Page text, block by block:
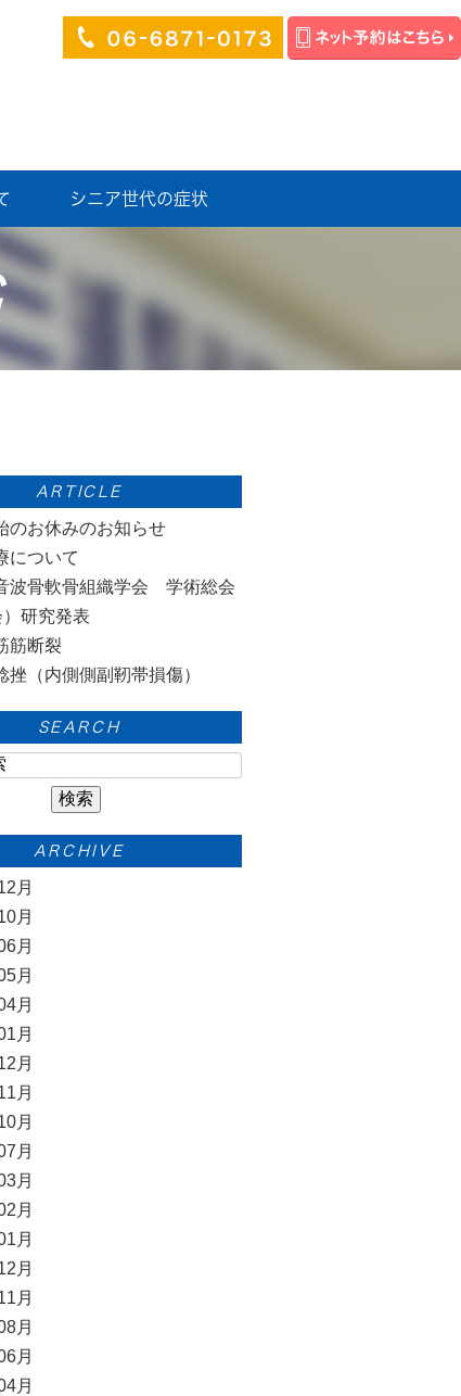
シニア世代の症状
ARTICLE
のお休みのお知らせ
について
波骨軟骨組織学会 学術総会
）研究発表
筋断裂
挫（内側側副靭帯損傷）
SEARCH
ARCHIVE
月
月
月
月
月
月
月
月
月
月
月
月
月
月
月
月
月
月